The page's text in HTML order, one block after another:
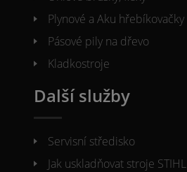
Plynové a Aku hřebíkovačky
Pásové pily na dřevo
Kladkostroje
Další služby
Servisní středisko
Jak uskladňovat stroje STIHL